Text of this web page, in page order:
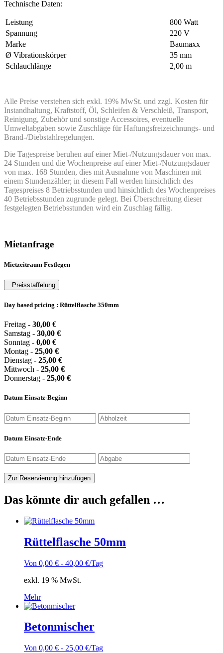
Technische Daten:
Leistung
800 Watt
Spannung
220 V
Marke
Baumaxx
Ø Vibrationskörper
35 mm
Schlauchlänge
2,00 m
Alle Preise verstehen sich exkl. 19% MwSt. und zzgl. Kosten für
Instandhaltung, Kraftstoff, Öl, Schleifen & Verschleiß, Transport,
Reinigung, Zubehör und sonstige Accessoires, eventuelle
Umweltabgaben sowie Zuschläge für Haftungsfreizeichnungs- und
Brand-/Diebstahlregelungen.
Die Tagespreise beruhen auf einer Miet-/Nutzungsdauer von max.
24 Stunden und die Wochenpreise auf einer Miet-/Nutzungsdauer
von max. 168 Stunden, dies mit Ausnahme von Maschinen mit
einem Stundenzähler; in diesem Fall werden hinsichtlich des
Tagespreises 8 Betriebsstunden und hinsichtlich des Wochenpreises
40 Betriebsstunden zugrunde gelegt. Bei Überschreitung dieser
festgelegten Betriebsstunden wird ein Zuschlag fällig.
Mietanfrage
Mietzeitraum Festlegen
Preisstaffelung
Day based pricing : Rüttelflasche 350mm
Freitag - 30,00 €
Samstag - 30,00 €
Sonntag - 0,00 €
Montag - 25,00 €
Dienstag - 25,00 €
Mittwoch - 25,00 €
Donnerstag - 25,00 €
Datum Einsatz-Beginn
Datum Einsatz-Ende
Zur Reservierung hinzufügen
Das könnte dir auch gefallen …
Rüttelflasche 50mm
Von 0,00 € - 40,00 €/Tag
exkl. 19 % MwSt.
Mehr
Betonmischer
Von 0,00 € - 25,00 €/Tag